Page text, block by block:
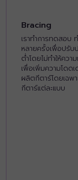
Bracing
เราทำการทดสอบ
หลายครั้งเพื่อปรั
ต่ำโดยไม่ทำให้คว
เพื่อเพิ่มความโดด
ผลิตกีตาร์โดยเฉพ
กีตาร์แต่ละแบบ